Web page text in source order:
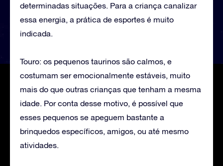
determinadas situações. Para a criança canalizar
essa energia, a prática de esportes é muito
indicada.
Touro: os pequenos taurinos são calmos, e
costumam ser emocionalmente estáveis, muito
mais do que outras crianças que tenham a mesma
idade. Por conta desse motivo, é possível que
esses pequenos se apeguem bastante a
brinquedos específicos, amigos, ou até mesmo
atividades.